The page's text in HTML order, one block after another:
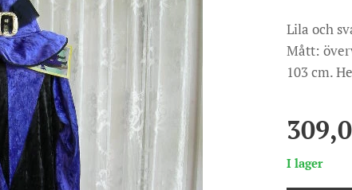
Lila och
Mått:
103 cm.
I lager